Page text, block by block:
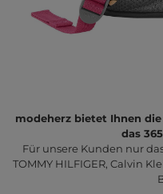
modeherz bietet Ihnen
das
Für unsere Kunden nur
TOMMY HILFIGER, Calvin